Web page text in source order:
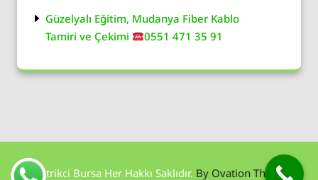
Güzelyalı Eğitim, Mudanya Fiber Kablo
Tamiri ve Çekimi
0551 471 35 91
Elektrikci Bursa Her Hakkı Saklıdır. By Ovation Themes